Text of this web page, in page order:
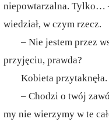
niepowtarzalna. Tylko…
wiedział, w czym rzecz.
– Nie jestem przez
przyjęciu, prawda?
Kobieta przytaknęła.
– Chodzi o twój
my nie wierzymy w te